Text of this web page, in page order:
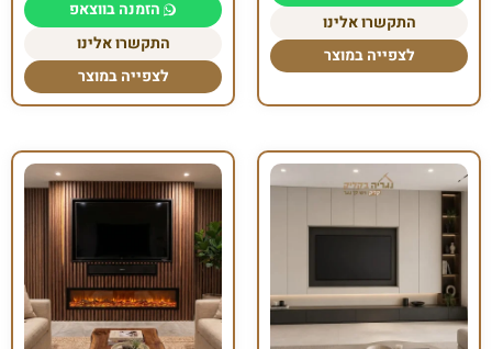
התקשרו אלינו
לצפייה במוצר
הזמנה בווצאפ
התקשרו אלינו
לצפייה במוצר